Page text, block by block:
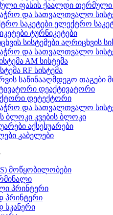
თერმული
ელექტრო
ტურნიკეტები
აღრიცხვის
AM სისტემა
RF სისტემა
დეაქტივატორი
დეტექტორი
კვების ბლოკი
აქსესუარები
კაბელები
მოწყობილობები
პრინტერი
პრინტერი
სკანერი